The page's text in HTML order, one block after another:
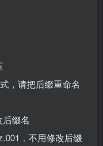
，请把后缀重命名
缀名
，不用修改后缀